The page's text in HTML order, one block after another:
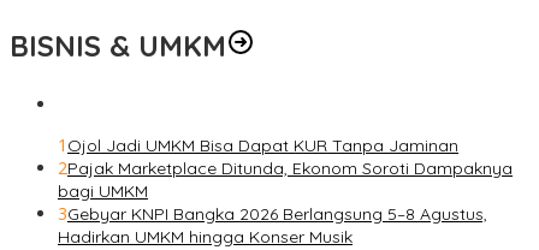
BISNIS & UMKM
1 Ojol Jadi UMKM Bisa Dapat KUR Tanpa Jaminan
2Pajak Marketplace Ditunda, Ekonom Soroti Dampaknya
bagi UMKM
3Gebyar KNPI Bangka 2026 Berlangsung 5–8 Agustus,
Hadirkan UMKM hingga Konser Musik